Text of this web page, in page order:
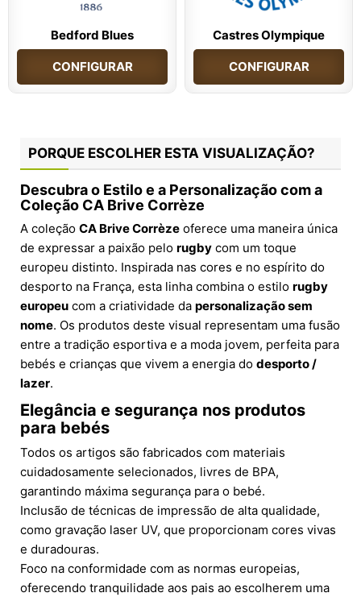
Bedford Blues
CONFIGURAR
Castres Olympique
CONFIGURAR
PORQUE ESCOLHER ESTA VISUALIZAÇÃO?
Descubra o Estilo e a Personalização com a
Coleção CA Brive Corrèze
A coleção CA Brive Corrèze oferece uma maneira única
de expressar a paixão pelo rugby com um toque
europeu distinto. Inspirada nas cores e no espírito do
desporto na França, esta linha combina o estilo rugby
europeu com a criatividade da personalização sem
nome. Os produtos deste visual representam uma fusão
entre a tradição esportiva e a moda jovem, perfeita para
bebés e crianças que vivem a energia do desporto /
lazer.
Elegância e segurança nos produtos
para bebés
Todos os artigos são fabricados com materiais
cuidadosamente selecionados, livres de BPA,
garantindo máxima segurança para o bebé.
Inclusão de técnicas de impressão de alta qualidade,
como gravação laser UV, que proporcionam cores vivas
e duradouras.
Foco na conformidade com as normas europeias,
oferecendo tranquilidade aos pais ao escolherem uma